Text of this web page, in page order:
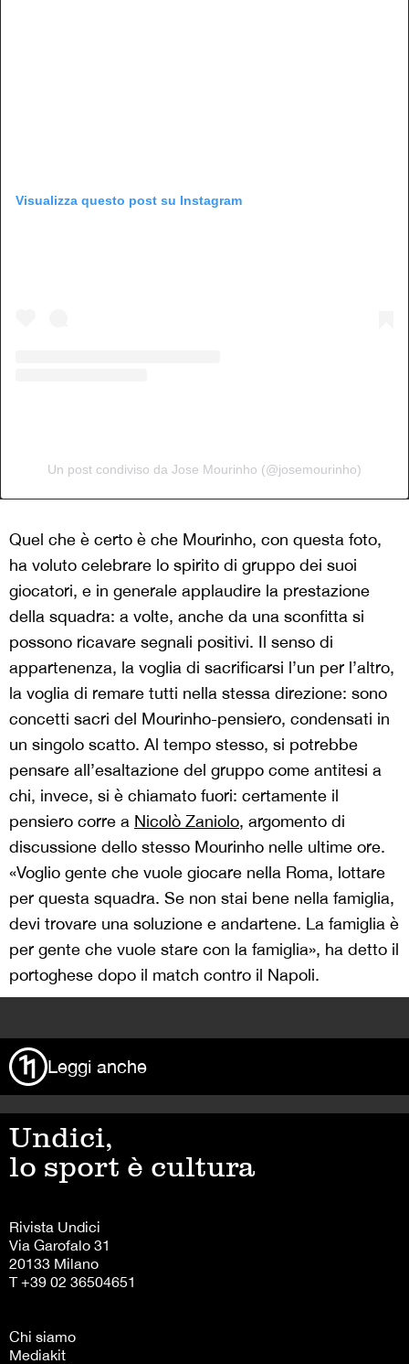
Visualizza questo post su Instagram
Un post condiviso da Jose Mourinho (@josemourinho)
Quel che è certo è che Mourinho, con questa foto,
ha voluto celebrare lo spirito di gruppo dei suoi
giocatori, e in generale applaudire la prestazione
della squadra: a volte, anche da una sconfitta si
possono ricavare segnali positivi. Il senso di
appartenenza, la voglia di sacrificarsi l’un per l’altro,
la voglia di remare tutti nella stessa direzione: sono
concetti sacri del Mourinho-pensiero, condensati in
un singolo scatto. Al tempo stesso, si potrebbe
pensare all’esaltazione del gruppo come antitesi a
chi, invece, si è chiamato fuori: certamente il
pensiero corre a Nicolò Zaniolo, argomento di
discussione dello stesso Mourinho nelle ultime ore.
«Voglio gente che vuole giocare nella Roma, lottare
per questa squadra. Se non stai bene nella famiglia,
devi trovare una soluzione e andartene. La famiglia è
per gente che vuole stare con la famiglia», ha detto il
portoghese dopo il match contro il Napoli.
Leggi anche
Undici,
lo sport è cultura
Rivista Undici
Via Garofalo 31
20133 Milano
T +39 02 36504651
Chi siamo
Mediakit